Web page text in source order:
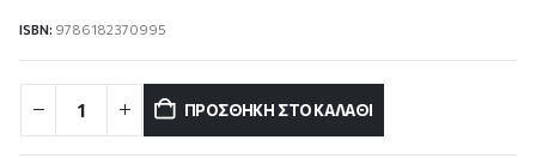
ISBN: 9786182370995
ΠΡΟΣΘΉΚΗ ΣΤΟ ΚΑΛΆΘΙ